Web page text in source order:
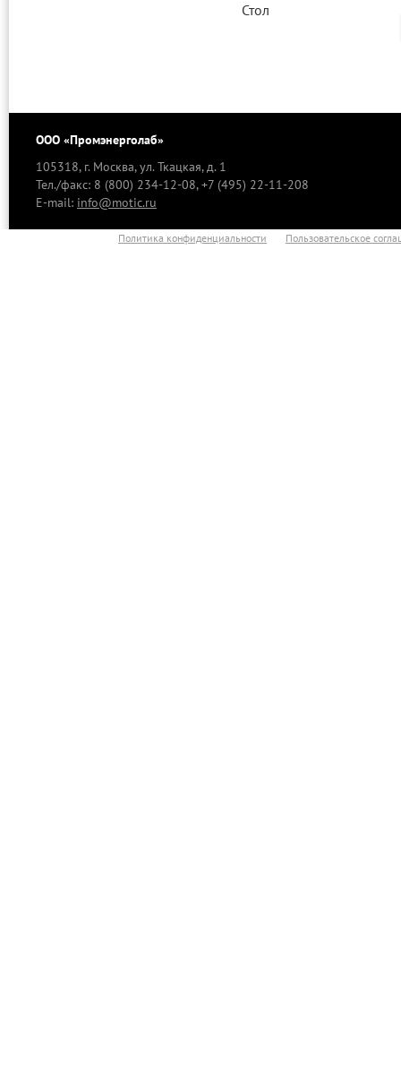
Стол
ООО «Промэнерголаб»
105318, г. Москва, ул. Ткацкая, д. 1
Тел./факс: 8 (800) 234-12-08, +7 (495) 22-11-208
E-mail: info@motic.ru
Политика конфиденциальности Пользовательское